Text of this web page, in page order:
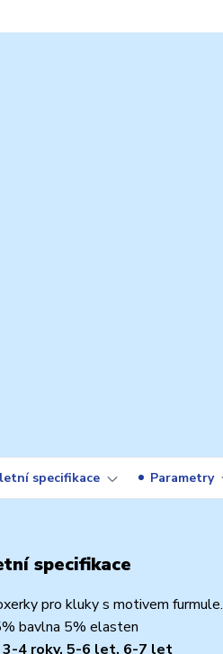
specifikace Parametry
specifikace
pro kluky s motivem
bavlna 5% elasten
4 roky, 5-6 let, 6-7 let